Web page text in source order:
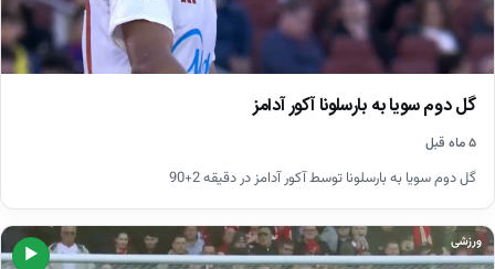
گل دوم سویا به بارسلونا آکور آدامز
۵ ماه قبل
گل دوم سویا به بارسلونا توسط آکور آدامز در دقیقه 2+90
▶
ورزشی